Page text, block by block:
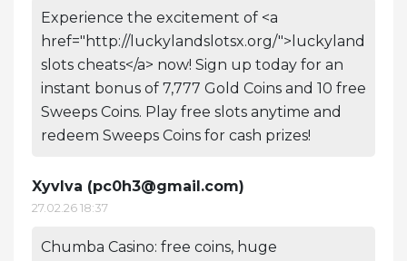
Experience the excitement of <a
href="http://luckylandslotsx.org/">luckyland
slots cheats</a> now! Sign up today for an
instant bonus of 7,777 Gold Coins and 10 free
Sweeps Coins. Play free slots anytime and
redeem Sweeps Coins for cash prizes!
Xyvlva (pc0h3@gmail.com)
27.02.26 18:37
Chumba Casino: free coins, huge